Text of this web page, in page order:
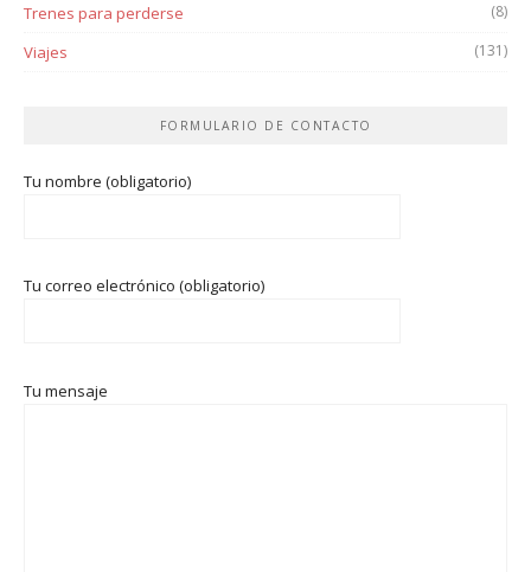
Trenes para perderse (8)
Viajes (131)
FORMULARIO DE CONTACTO
Tu nombre (obligatorio)
Tu correo electrónico (obligatorio)
Tu mensaje